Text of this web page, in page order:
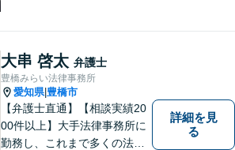
には、可能な限り早く解決に
至るよう迅速に対応いたしま
す。まずはお気軽にご相談く
ださい。
大串 啓太 弁護士
豊橋みらい法律事務所
愛知県| 豊橋市
【弁護士直通】【相談実績20
00件以上】大手法律事務所に
勤務し、これまで多くの法律
詳細を見
る